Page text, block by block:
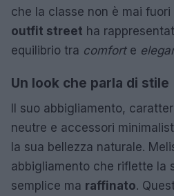
che la classe non è mai
outfit street ha
equilibrio tra comforte
Un look che parla di stile
Il suo abbigliamento,
neutre e accessori
la sua bellezza naturale.
abbigliamento che riflette la
semplice ma raffinato.